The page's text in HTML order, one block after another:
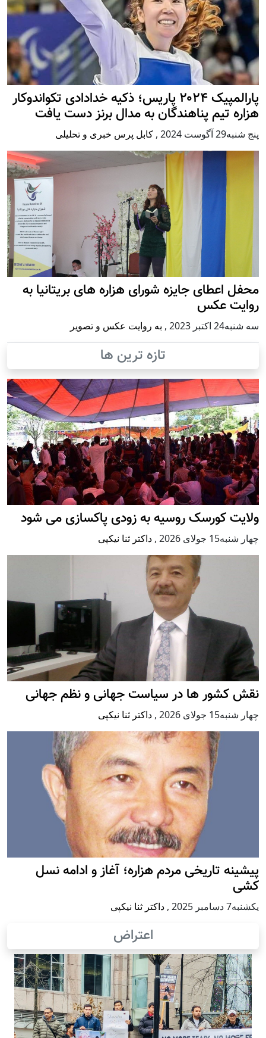
پارالمپیک ۲۰۲۴ پاریس؛ ذکیه خدادادی تکواندوکار
هزاره تیم پناهندگان به مدال برنز دست یافت
پنج شنبه29 آگوست 2024 , کابل پرس خبری و تحلیلی
محفل اعطای جایزه شورای هزاره های بریتانیا به
روایت عکس
سه شنبه24 اكتبر 2023 , به روایت عکس و تصویر
تازه ترین ها
ولایت کورسک روسیه به زودی پاکسازی می شود
چهار شنبه15 جولای 2026 , داکتر ثنا نیکپی
نقش کشور ها در سیاست جهانی و نظم جهانی
چهار شنبه15 جولای 2026 , داکتر ثنا نیکپی
پيشينه تاريخی مردم هزاره؛ آغاز و ادامه نسل
کشی
يكشنبه7 دسامبر 2025 , داکتر ثنا نیکپی
اعتراض